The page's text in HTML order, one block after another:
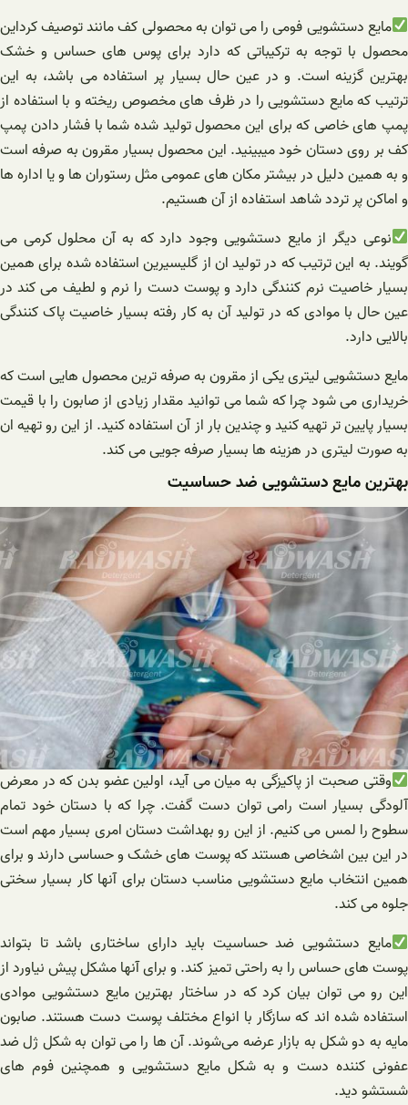
مایع دستشویی فومی را می توان به محصولی کف مانند توصیف کرداین
محصول با توجه به ترکیباتی که دارد برای پوس های حساس و خشک
بهترین گزینه است. و در عین حال بسیار پر استفاده می باشد، به این
ترتیب که مایع دستشویی را در ظرف های مخصوص ریخته و با استفاده از
پمپ های خاصی که برای این محصول تولید شده شما با فشار دادن پمپ
کف بر روی دستان خود میبینید. این محصول بسیار مقرون به صرفه است
و به همین دلیل در بیشتر مکان های عمومی مثل رستوران ها و یا اداره ها
و اماکن پر تردد شاهد استفاده از آن هستیم.
نوعی دیگر از مایع دستشویی وجود دارد که به آن محلول کرمی می
گویند. به این ترتیب که در تولید ان از گلیسیرین استفاده شده برای همین
بسیار خاصیت نرم کنندگی دارد و پوست دست را نرم و لطیف می کند در
عین حال با موادی که در تولید آن به کار رفته بسیار خاصیت پاک کنندگی
بالایی دارد.
مایع دستشویی لیتری یکی از مقرون به صرفه ترین محصول هایی است که
خریداری می شود چرا که شما می توانید مقدار زیادی از صابون را با قیمت
بسیار پایین تر تهیه کنید و چندین بار از آن استفاده کنید. از این رو تهیه ان
به صورت لیتری در هزینه ها بسیار صرفه جویی می کند.
بهترین مایع دستشویی ضد حساسیت
وقتی صحبت از پاکیزگی به میان می آید، اولین عضو بدن که در معرض
آلودگی بسیار است رامی توان دست گفت. چرا که با دستان خود تمام
سطوح را لمس می کنيم. از این رو بهداشت دستان امری بسیار مهم است
در این بین اشخاصی هستند که پوست های خشک و حساسی دارند و برای
همین انتخاب مایع دستشویی مناسب دستان برای آنها کار بسیار سختی
جلوه می کند.
مایع دستشویی ضد حساسیت باید دارای ساختاری باشد تا بتواند
پوست های حساس را به راحتی تمیز کند. و برای آنها مشکل پیش نیاورد از
این رو می توان بیان کرد که در ساختار بهترین مایع دستشویی موادی
استفاده شده اند که سازگار با انواع مختلف پوست دست هستند. صابون
مایه به دو شکل به بازار عرضه می‌شوند. آن ها را می توان به شکل ژل ضد
عفونی کننده دست و به شکل مایع دستشویی و همچنین فوم های
شستشو دید.